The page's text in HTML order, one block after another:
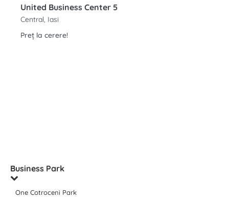
United Business Center 5
Central, Iasi
Preț la cerere!
Business Park
One Cotroceni Park